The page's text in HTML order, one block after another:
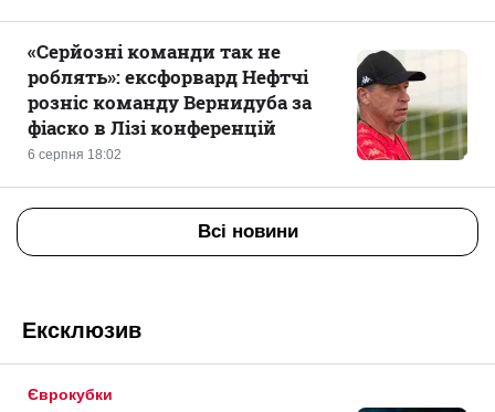
6 серпня 18:02
«Серйозні команди так не
роблять»: ексфорвард Нефтчі
розніс команду Вернидуба за
фіаско в Лізі конференцій
Всі новини
Ексклюзив
Єврокубки